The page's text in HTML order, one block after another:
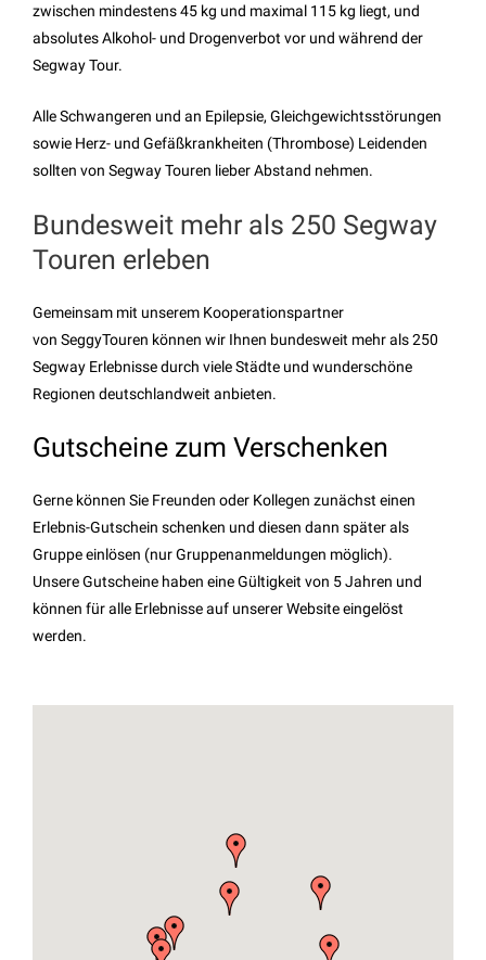
zwischen mindestens 45 kg und maximal 115 kg liegt, und
absolutes Alkohol- und Drogenverbot vor und während der
Segway Tour.
Alle Schwangeren und an Epilepsie, Gleichgewichtsstörungen
sowie Herz- und Gefäßkrankheiten (Thrombose) Leidenden
sollten von Segway Touren lieber Abstand nehmen.
Bundesweit mehr als 250 Segway
Touren erleben
Gemeinsam mit unserem Kooperationspartner
von SeggyTouren können wir Ihnen bundesweit mehr als 250
Segway Erlebnissedurch viele Städte und wunderschöne
Regionen deutschlandweit anbieten.
Gutscheine zum Verschenken
Gerne können Sie Freunden oder Kollegen zunächst einen
Erlebnis-Gutschein schenken und diesen dann später als
Gruppe einlösen (nur Gruppenanmeldungen möglich).
Unsere Gutscheine haben eine Gültigkeit von 5 Jahren und
können für alle Erlebnisse auf unserer Website eingelöst
werden.